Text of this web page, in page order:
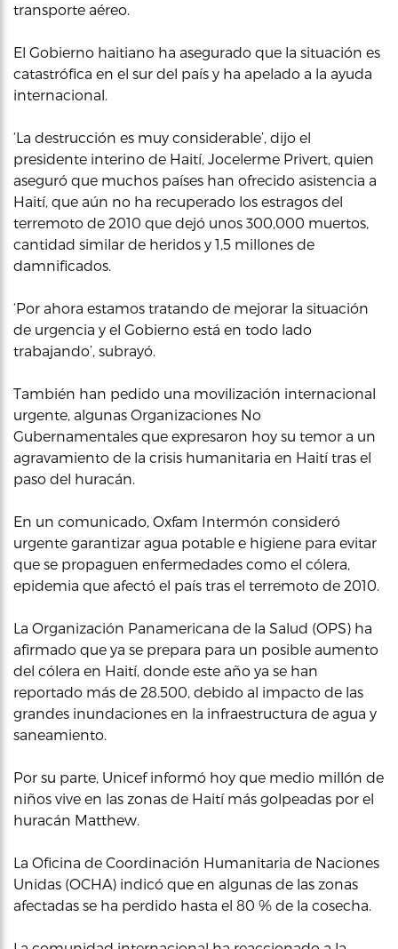
transporte aéreo.
El Gobierno haitiano ha asegurado que la situación es
catastrófica en el sur del país y ha apelado a la ayuda
internacional.
‘La destrucción es muy considerable’, dijo el
presidente interino de Haití, Jocelerme Privert, quien
aseguró que muchos países han ofrecido asistencia a
Haití, que aún no ha recuperado los estragos del
terremoto de 2010 que dejó unos 300,000 muertos,
cantidad similar de heridos y 1,5 millones de
damnificados.
‘Por ahora estamos tratando de mejorar la situación
de urgencia y el Gobierno está en todo lado
trabajando’, subrayó.
También han pedido una movilización internacional
urgente, algunas Organizaciones No
Gubernamentales que expresaron hoy su temor a un
agravamiento de la crisis humanitaria en Haití tras el
paso del huracán.
En un comunicado, Oxfam Intermón consideró
urgente garantizar agua potable e higiene para evitar
que se propaguen enfermedades como el cólera,
epidemia que afectó el país tras el terremoto de 2010.
La Organización Panamericana de la Salud (OPS) ha
afirmado que ya se prepara para un posible aumento
del cólera en Haití, donde este año ya se han
reportado más de 28.500, debido al impacto de las
grandes inundaciones en la infraestructura de agua y
saneamiento.
Por su parte, Unicef informó hoy que medio millón de
niños vive en las zonas de Haití más golpeadas por el
huracán Matthew.
La Oficina de Coordinación Humanitaria de Naciones
Unidas (OCHA) indicó que en algunas de las zonas
afectadas se ha perdido hasta el 80 % de la cosecha.